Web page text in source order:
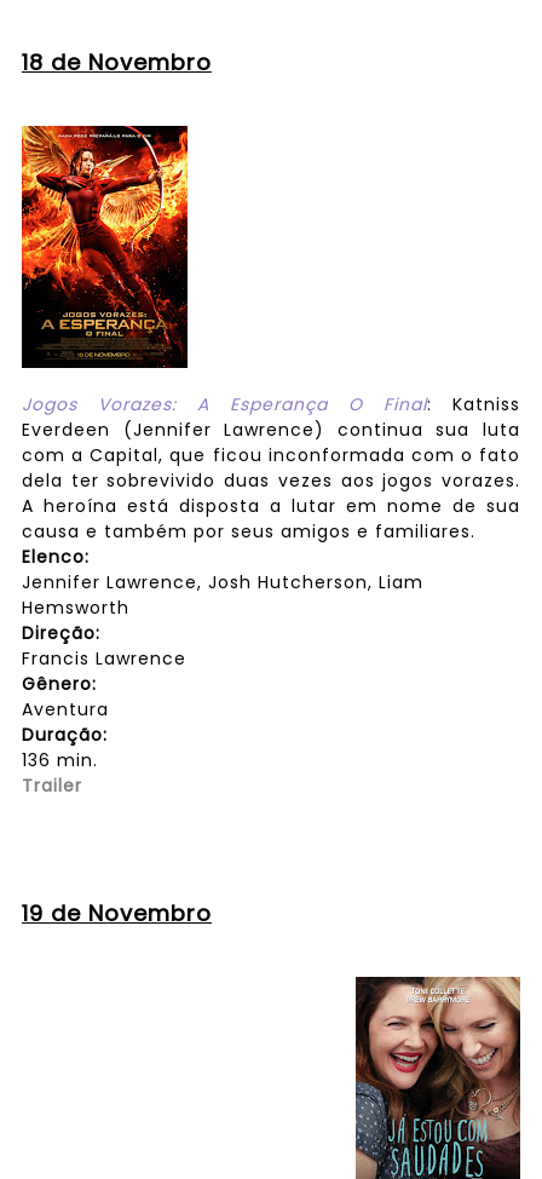
18 de Novembro
Jogos Vorazes: A Esperança O Final: Katniss
Everdeen (Jennifer Lawrence) continua sua luta
com a Capital, que ficou inconformada com o fato
dela ter sobrevivido duas vezes aos jogos vorazes.
A heroína está disposta a lutar em nome de sua
causa e também por seus amigos e familiares.
Elenco:
Jennifer Lawrence, Josh Hutcherson, Liam
Hemsworth
Direção:
Francis Lawrence
Gênero:
Aventura
Duração:
136 min.
Trailer
19 de Novembro